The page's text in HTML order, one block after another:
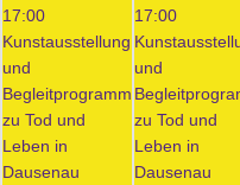
17:00
Kunstausstellung
und
Begleitprogramm
zu Tod und
Leben in
Dausenau
17:00
und
zu Tod und
Leben in
Dausenau